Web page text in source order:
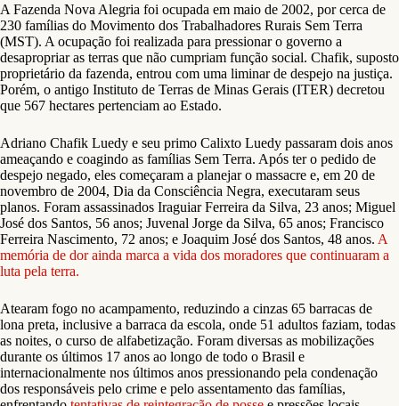
A Fazenda Nova Alegria foi ocupada em maio de 2002, por cerca de
230 famílias do Movimento dos Trabalhadores Rurais Sem Terra
(MST). A ocupação foi realizada para pressionar o governo a
desapropriar as terras que não cumpriam função social. Chafik, suposto
proprietário da fazenda, entrou com uma liminar de despejo na justiça.
Porém, o antigo Instituto de Terras de Minas Gerais (ITER) decretou
que 567 hectares pertenciam ao Estado.
Adriano Chafik Luedy e seu primo Calixto Luedy passaram dois anos
ameaçando e coagindo as famílias Sem Terra. Após ter o pedido de
despejo negado, eles começaram a planejar o massacre e, em 20 de
novembro de 2004, Dia da Consciência Negra, executaram seus
planos. Foram assassinados Iraguiar Ferreira da Silva, 23 anos; Miguel
José dos Santos, 56 anos; Juvenal Jorge da Silva, 65 anos; Francisco
Ferreira Nascimento, 72 anos; e Joaquim José dos Santos, 48 anos. A
memória de dor ainda marca a vida dos moradores que continuaram a
luta pela terra.
Atearam fogo no acampamento, reduzindo a cinzas 65 barracas de
lona preta, inclusive a barraca da escola, onde 51 adultos faziam, todas
as noites, o curso de alfabetização. Foram diversas as mobilizações
durante os últimos 17 anos ao longo de todo o Brasil e
internacionalmente nos últimos anos pressionando pela condenação
dos responsáveis pelo crime e pelo assentamento das famílias,